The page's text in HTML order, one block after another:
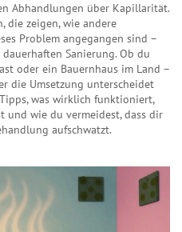
Abhandlungen über Kapillarität.
die zeigen, wie andere
Problem angegangen sind –
Sanierung. Ob du
oder ein Bauernhaus im Land –
die Umsetzung unterscheidet
was wirklich funktioniert,
und wie du vermeidest, dass dir
aufschwatzt.